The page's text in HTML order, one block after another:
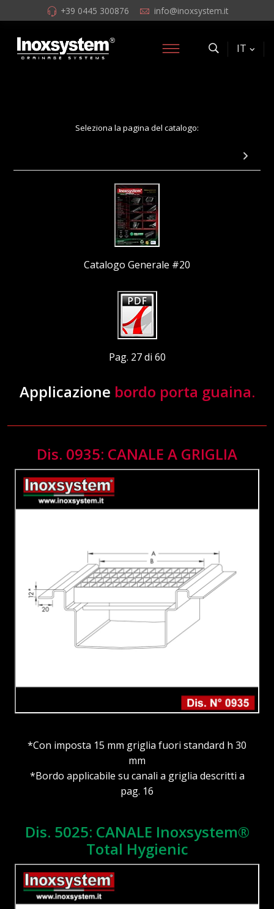
+39 0445 300876 info@inoxsystem.it
IT
Seleziona la pagina del catalogo:
Catalogo Generale #20
Pag. 27 di 60
Applicazione bordo porta guaina.
Dis. 0935: CANALE A GRIGLIA
*Con imposta 15 mm griglia fuori standard h 30
mm
*Bordo applicabile su canali a griglia descritti a
pag. 16
Dis. 5025: CANALE Inoxsystem®
Total Hygienic